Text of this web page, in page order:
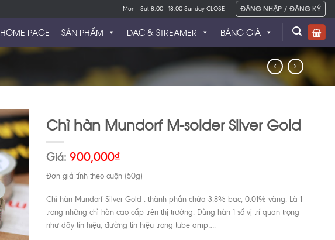
Mon - Sat 8.00 - 18.00 Sunday CLOSE ĐĂNG NHẬP / ĐĂNG KÝ
HOME PAGE SẢN PHẨM BẢNG GIÁ
DAC & STREAMER
Chì hàn Mundorf M-solder Silver Gold
Giá: 900,000₫
Đơn giá tính theo cuộn (50g)
Chì hàn Mundorf Silver Gold : thành phần chứa 3.8% bạc, 0.01% vàng. Là 1
trong những chì hàn cao cấp trên thị trường. Dùng hàn 1 số vị trí quan trọng
như dây tín hiệu, đường tín hiệu trong tube amp….